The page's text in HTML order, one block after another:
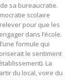
sa bureaucratie.
scolaire
pour que les
dans l’école.
formule qui
le sentiment
La
du local, voire du